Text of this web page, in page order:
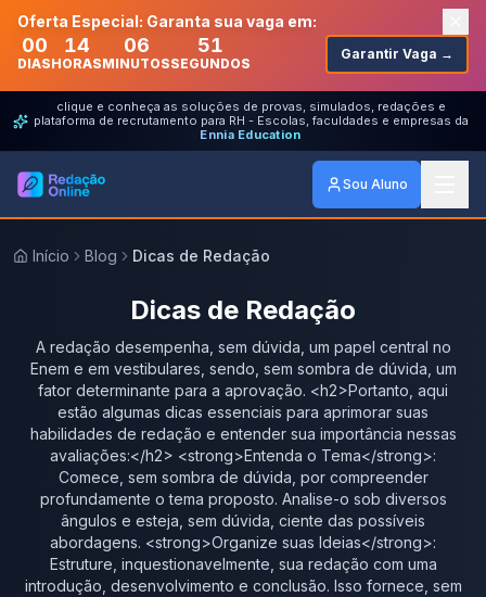
Oferta Especial: Garanta sua vaga em:
00
DIAS
14
HORAS
06
MINUTOS
51
SEGUNDOS
Garantir Vaga →
clique e conheça as soluções de provas, simulados, redações e
plataforma de recrutamento para RH - Escolas, faculdades e empresas da
Ennia Education
Sou Aluno
Início Blog Dicas de Redação
Dicas de Redação
A redação desempenha, sem dúvida, um papel central no
Enem e em vestibulares, sendo, sem sombra de dúvida, um
fator determinante para a aprovação. <h2>Portanto, aqui
estão algumas dicas essenciais para aprimorar suas
habilidades de redação e entender sua importância nessas
avaliações:</h2> <strong>Entenda o Tema</strong>:
Comece, sem sombra de dúvida, por compreender
profundamente o tema proposto. Analise-o sob diversos
ângulos e esteja, sem dúvida, ciente das possíveis
abordagens. <strong>Organize suas Ideias</strong>:
Estruture, inquestionavelmente, sua redação com uma
introdução, desenvolvimento e conclusão. Isso fornece, sem